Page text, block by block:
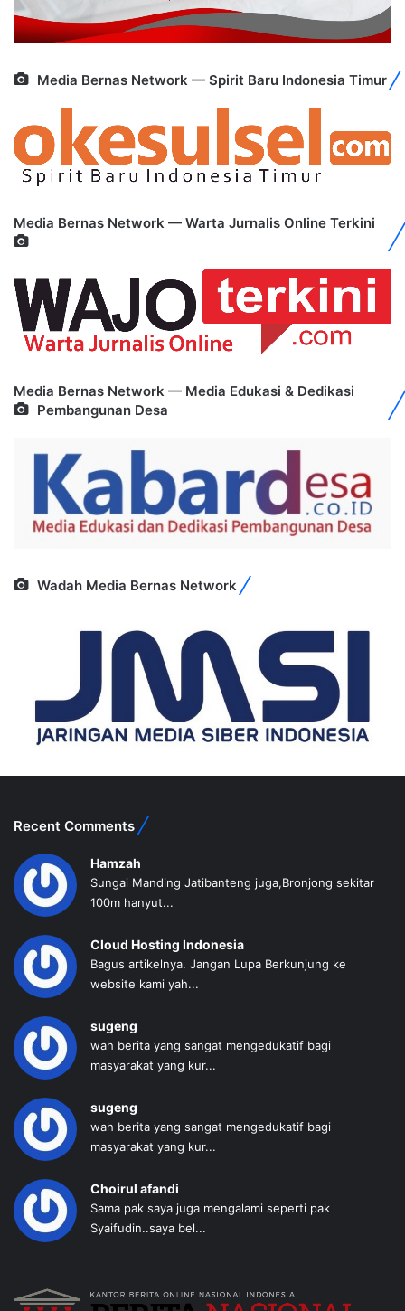
Media Bernas Network — Spirit Baru Indonesia Timur
Media Bernas Network — Warta Jurnalis Online Terkini
Media Bernas Network — Media Edukasi & Dedikasi
Pembangunan Desa
Wadah Media Bernas Network
Recent Comments
Hamzah
Sungai Manding Jatibanteng juga,Bronjong sekitar
100m hanyut...
Cloud Hosting Indonesia
Bagus artikelnya. Jangan Lupa Berkunjung ke
website kami yah...
sugeng
wah berita yang sangat mengedukatif bagi
masyarakat yang kur...
sugeng
wah berita yang sangat mengedukatif bagi
masyarakat yang kur...
Choirul afandi
Sama pak saya juga mengalami seperti pak
Syaifudin..saya bel...